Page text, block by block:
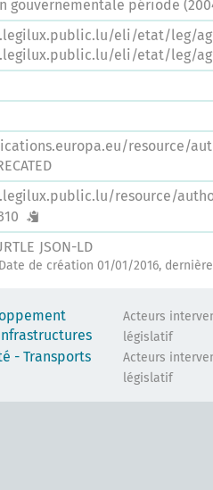
gouvernementale période
eli/etat/leg/
eli/etat/leg/
resource/
resource/
JSON-LD
Date de création 01/01/2016,
Acteurs
législatif
- Transports
Acteurs
législatif